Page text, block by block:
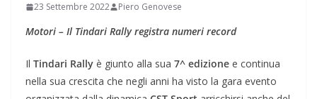
23 Settembre 2022 Piero Genovese
Motori – Il Tindari Rally registra numeri record
Il Tindari Rally è giunto alla sua 7^ edizione e continua
nella sua crescita che negli anni ha visto la gara evento